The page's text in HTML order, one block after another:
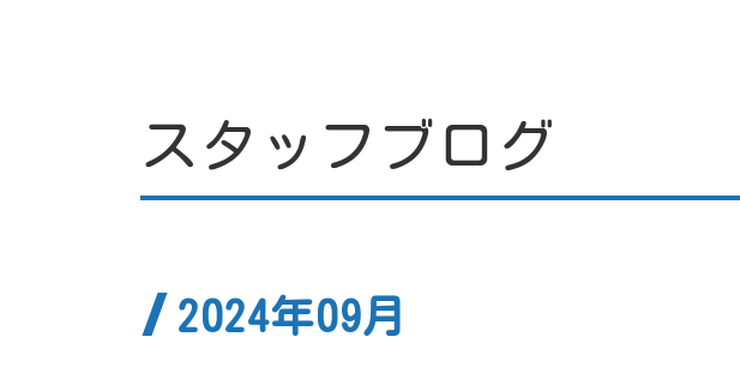
スタッフブログ
2024年09月